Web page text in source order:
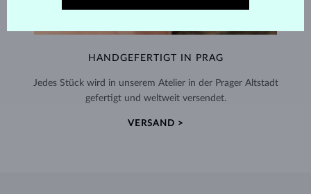
HANDGEFERTIGT IN PRAG
Jedes Stück wird in unserem Atelier in der Prager Altstadt
gefertigt und weltweit versendet.
VERSAND >